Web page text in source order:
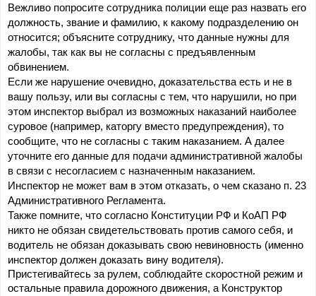
Вежливо попросите сотрудника полиции еще раз назвать его
должность, звание и фамилию, к какому подразделению он
относится; объясните сотруднику, что данные нужны для
жалобы, так как вы не согласны с предъявленным
обвинением.
Если же нарушение очевидно, доказательства есть и не в
вашу пользу, или вы согласны с тем, что нарушили, но при
этом инспектор выбрал из возможных наказаний наиболее
суровое (например, каторгу вместо предупреждения), то
сообщите, что не согласны с таким наказанием. А далее
уточните его данные для подачи административной жалобы
в связи с несогласием с назначенным наказанием.
Инспектор не может вам в этом отказать, о чем сказано п. 23
Административного Регламента.
Также помните, что согласно Конституции РФ и КоАП РФ
никто не обязан свидетельствовать против самого себя, и
водитель не обязан доказывать свою невиновность (именно
инспектор должен доказать вину водителя).
Пристегивайтесь за рулем, соблюдайте скоростной режим и
остальные правила дорожного движения, а Конструктор